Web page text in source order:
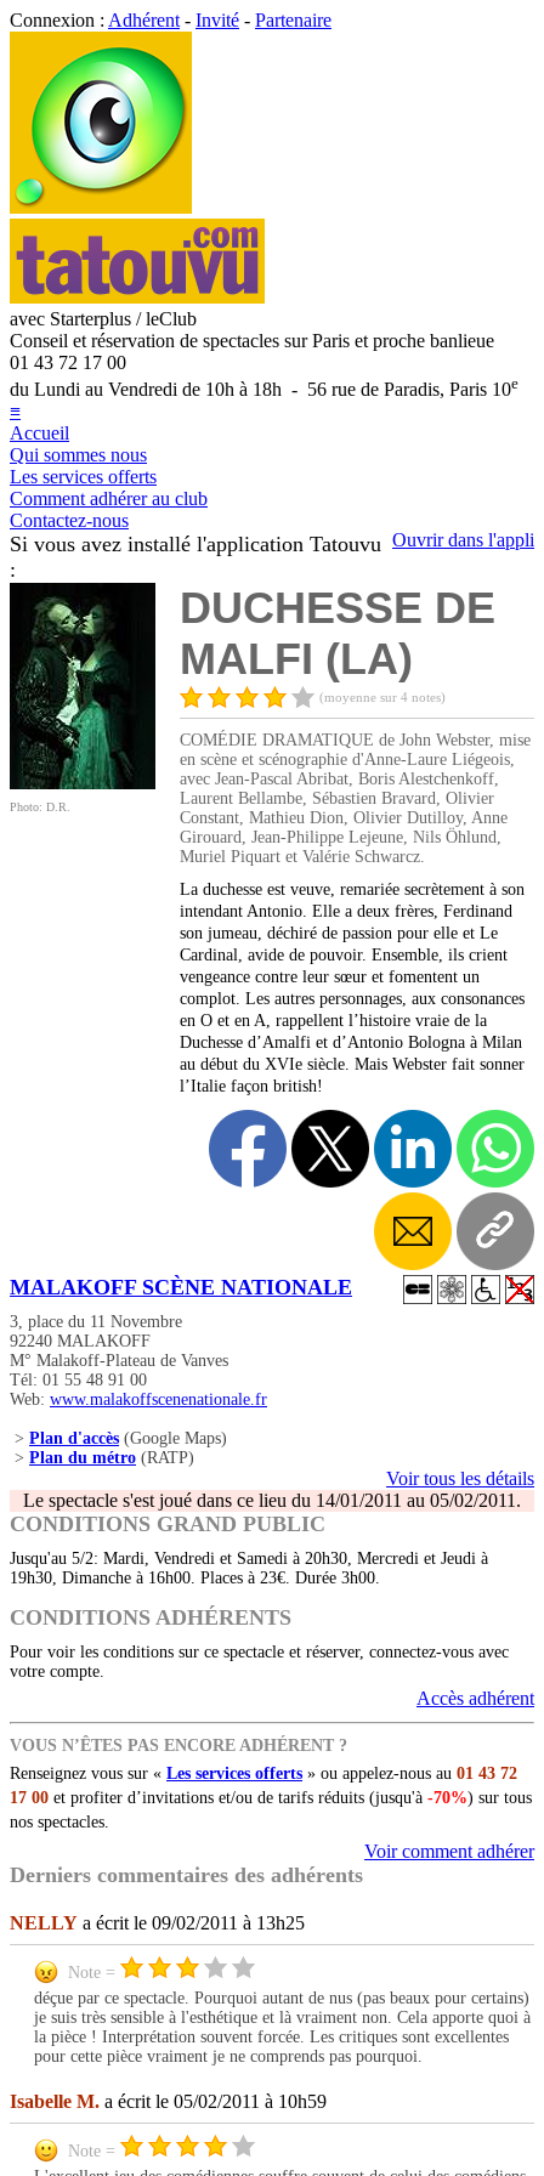
Connexion : Adhérent - Invité - Partenaire
avec Starterplus / leClub
Conseil et réservation de spectacles sur Paris et proche banlieue
01 43 72 17 00
du Lundi au Vendredi de 10h à 18h - 56 rue de Paradis, Paris 10e
≡
Accueil
Qui sommes nous
Les services offerts
Comment adhérer au club
Contactez-nous
Ouvrir dans l'appli
Si vous avez installé l'application Tatouvu
:
Photo: D.R.
DUCHESSE DE
MALFI (LA)
(moyenne sur 4 notes)
COMÉDIE DRAMATIQUE de John Webster, mise
en scène et scénographie d'Anne-Laure Liégeois,
avec Jean-Pascal Abribat, Boris Alestchenkoff,
Laurent Bellambe, Sébastien Bravard, Olivier
Constant, Mathieu Dion, Olivier Dutilloy, Anne
Girouard, Jean-Philippe Lejeune, Nils Öhlund,
Muriel Piquart et Valérie Schwarcz.
La duchesse est veuve, remariée secrètement à son
intendant Antonio. Elle a deux frères, Ferdinand
son jumeau, déchiré de passion pour elle et Le
Cardinal, avide de pouvoir. Ensemble, ils crient
vengeance contre leur sœur et fomentent un
complot. Les autres personnages, aux consonances
en O et en A, rappellent l’histoire vraie de la
Duchesse d’Amalfi et d’Antonio Bologna à Milan
au début du XVIe siècle. Mais Webster fait sonner
l’Italie façon british!
MALAKOFF SCÈNE NATIONALE
3, place du 11 Novembre
92240 MALAKOFF
M° Malakoff-Plateau de Vanves
Tél: 01 55 48 91 00
Web: www.malakoffscenenationale.fr
> Plan d'accès (Google Maps)
> Plan du métro (RATP)
Voir tous les détails
Le spectacle s'est joué dans ce lieu du 14/01/2011 au 05/02/2011.
CONDITIONS GRAND PUBLIC
Jusqu'au 5/2: Mardi, Vendredi et Samedi à 20h30, Mercredi et Jeudi à
19h30, Dimanche à 16h00. Places à 23€. Durée 3h00.
CONDITIONS ADHÉRENTS
Pour voir les conditions sur ce spectacle et réserver, connectez-vous avec
votre compte.
Accès adhérent
VOUS N’ÊTES PAS ENCORE ADHÉRENT ?
Renseignez vous sur « Les services offerts » ou appelez-nous au 01 43 72
17 00 et profiter d’invitations et/ou de tarifs réduits (jusqu'à -70%) sur tous
nos spectacles.
Voir comment adhérer
Derniers commentaires des adhérents
NELLY a écrit le 09/02/2011 à 13h25
Note =
déçue par ce spectacle. Pourquoi autant de nus (pas beaux pour certains)
je suis très sensible à l'esthétique et là vraiment non. Cela apporte quoi à
la pièce ! Interprétation souvent forcée. Les critiques sont excellentes
pour cette pièce vraiment je ne comprends pas pourquoi.
Isabelle M. a écrit le 05/02/2011 à 10h59
Note =